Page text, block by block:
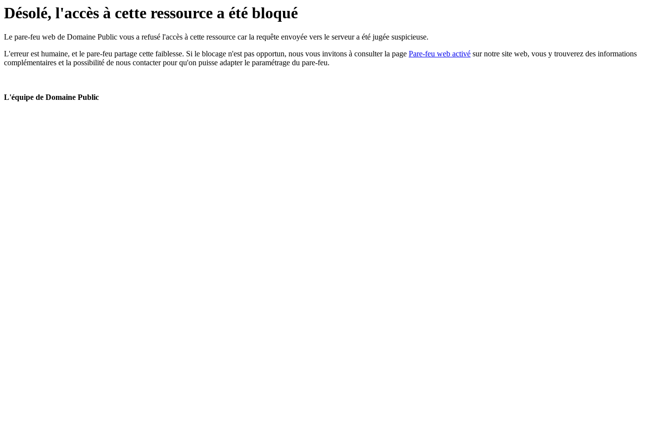
Désolé, l'accès à cette ressource a été bloqué
Le pare-feu web de Domaine Public vous a refusé l'accès à cette ressource car la requête envoyée vers le serveur a été jugée suspicieuse.
L'erreur est humaine, et le pare-feu partage cette faiblesse. Si le blocage n'est pas opportun, nous vous invitons à consulter la page Pare-feu web activé sur notre site web, vous y trouverez des informations
complémentaires et la possibilité de nous contacter pour qu'on puisse adapter le paramétrage du pare-feu.
L'équipe de Domaine Public